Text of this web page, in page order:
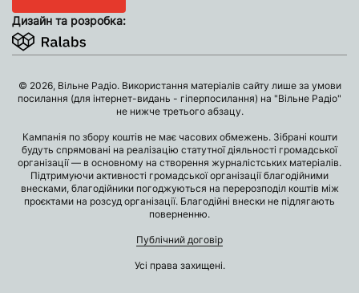
Дизайн та розробка:
© 2026, Вільне Радіо. Використання матеріалів сайту лише за умови
посилання (для інтернет-видань - гіперпосилання) на "Вільне Радіо"
не нижче третього абзацу.
Кампанія по збору коштів не має часових обмежень. Зібрані кошти
будуть спрямовані на реалізацію статутної діяльності громадської
організації — в основному на створення журналістських матеріалів.
Підтримуючи активності громадської організації благодійними
внесками, благодійники погоджуються на перерозподіл коштів між
проєктами на розсуд організації. Благодійні внески не підлягають
поверненню.
Публічний договір
Усі права захищені.